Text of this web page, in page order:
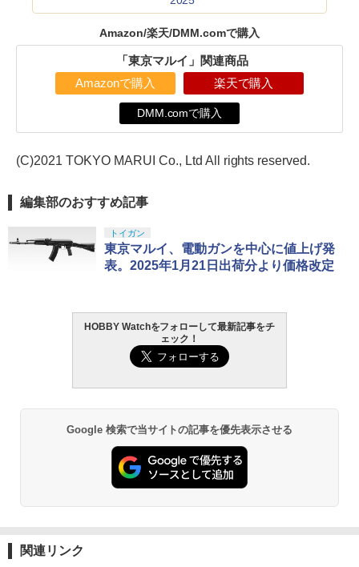
Amazon/楽天/DMM.comで購入
「東京マルイ」関連商品
Amazonで購入 楽天で購入
DMM.comで購入
(C)2021 TOKYO MARUI Co., Ltd All rights reserved.
編集部のおすすめ記事
トイガン
東京マルイ、電動ガンを中心に値上げ発
表。2025年1月21日出荷分より価格改定
HOBBY Watchをフォローして最新記事をチ
ェック！
Google 検索で当サイトの記事を優先表示させる
関連リンク